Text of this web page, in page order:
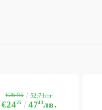
€2425 4743лв.
€26.95 52.71лв.